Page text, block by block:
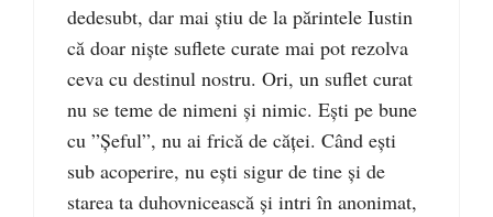
dedesubt, dar mai știu de la părintele Iustin
că doar niște suflete curate mai pot rezolva
ceva cu destinul nostru. Ori, un suflet curat
nu se teme de nimeni și nimic. Ești pe bune
cu ”Șeful”, nu ai frică de căței. Când ești
sub acoperire, nu ești sigur de tine și de
starea ta duhovnicească și intri în anonimat,